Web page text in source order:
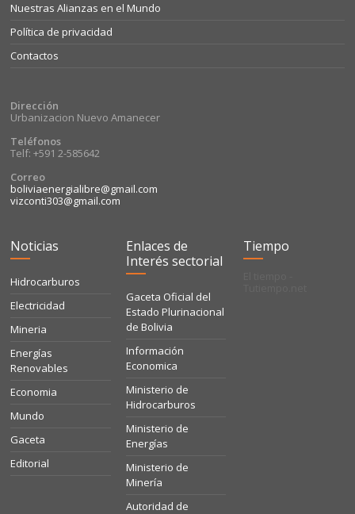
Nuestras Alianzas en el Mundo
Política de privacidad
Contactos
Dirección
Urbanizacion Nuevo Amanecer
Teléfonos
Telf: +591 2-585642
Correo
boliviaenergialibre@gmail.com
vizconti303@gmail.com
Noticias
Hidrocarburos
Electricidad
Mineria
Energías
Renovables
Economia
Mundo
Gaceta
Editorial
Enlaces de
Interés sectorial
Gaceta Oficial del
Estado Plurinacional
de Bolivia
Información
Economica
Ministerio de
Hidrocarburos
Ministerio de
Energías
Ministerio de
Minería
Autoridad de
Tiempo